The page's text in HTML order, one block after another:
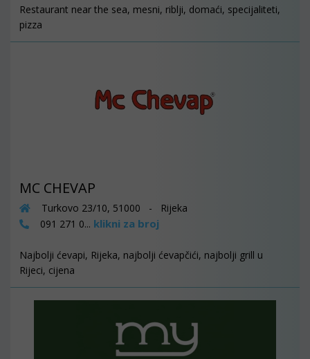
Restaurant near the sea, mesni, riblji, domaći, specijaliteti,
pizza
MC CHEVAP
Turkovo 23/10, 51000 - Rijeka
091 271 0... klikni za broj
Najbolji ćevapi, Rijeka, najbolji ćevapčići, najbolji grill u
Rijeci, cijena